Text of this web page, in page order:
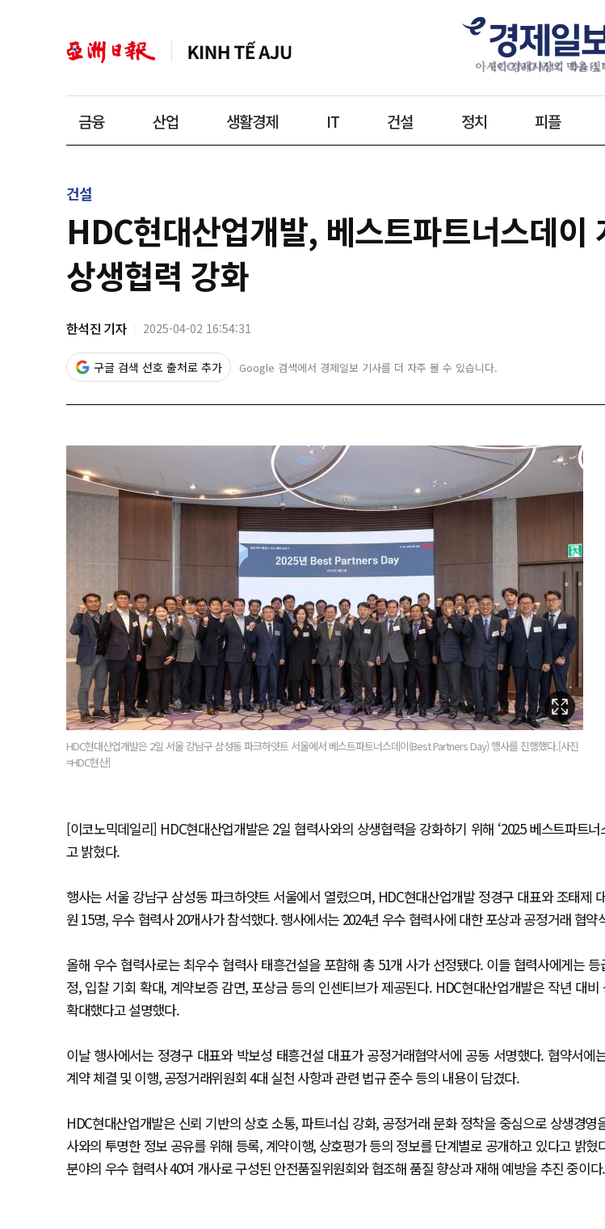
금융 산업 생활경제 IT 건설 정치 피플
건설
HDC현대산업개발, 베스트파트너스데
상생협력 강화
한석진 기자 2025-04-02 16:54:31
구글 검색 선호 출처로 추가 Google 검색에서 경제일보 기사를 더 자주 볼 수 있습니다.
HDC현대산업개발은 2일 서울 강남구 삼성동 파크하얏트 서울에서 베스트파트너스데이(Best Partners Day) 행사를 진행했다.[사진
=HDC현산]
[이코노믹데일리] HDC현대산업개발은 2일 협력사와의 상생협력을 강화하기 위해 ‘2025 베스트파트너
고 밝혔다.
행사는 서울 강남구 삼성동 파크하얏트 서울에서 열렸으며, HDC현대산업개발 정경구 대표와 조태제
원 15명, 우수 협력사 20개사가 참석했다. 행사에서는 2024년 우수 협력사에 대한 포상과 공정거래 협약
올해 우수 협력사로는 최우수 협력사 태흥건설을 포함해 총 51개 사가 선정됐다. 이들 협력사에게는
정, 입찰 기회 확대, 계약보증 감면, 포상금 등의 인센티브가 제공된다. HDC현대산업개발은 작년 대
확대했다고 설명했다.
이날 행사에서는 정경구 대표와 박보성 태흥건설 대표가 공정거래협약서에 공동 서명했다. 협약서에
계약 체결 및 이행, 공정거래위원회 4대 실천 사항과 관련 법규 준수 등의 내용이 담겼다.
HDC현대산업개발은 신뢰 기반의 상호 소통, 파트너십 강화, 공정거래 문화 정착을 중심으로 상생경영
사와의 투명한 정보 공유를 위해 등록, 계약이행, 상호평가 등의 정보를 단계별로 공개하고 있다고 밝혔
분야의 우수 협력사 40여 개사로 구성된 안전품질위원회와 협조해 품질 향상과 재해 예방을 추진 중이다.